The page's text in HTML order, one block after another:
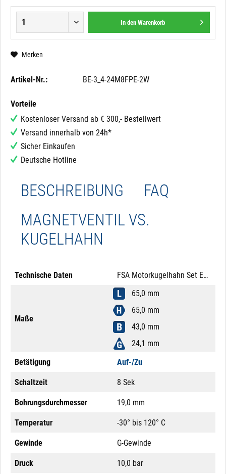
In den Warenkorb
Merken
Artikel-Nr.: BE-3_4-24M8FPE-2W
Vorteile
Kostenloser Versand ab € 300,- Bestellwert
Versand innerhalb von 24h*
Sicher Einkaufen
Deutsche Hotline
BESCHREIBUNG
FAQ
MAGNETVENTIL VS.
KUGELHAHN
Technische Daten FSA Motorkugelhahn Set Edelstahl 304 3/4" 9 - 28V AC/DC Auf-/Zu Mutter Edelstahl M12x1 8-Pol Potentialfrei
Maße
65,0 mm
65,0 mm
43,0 mm
24,1 mm
Betätigung
Auf-/Zu
Schaltzeit 8 Sek
Bohrungsdurchmesser 19,0 mm
Temperatur -30° bis 120° C
Gewinde G-Gewinde
Druck 10,0 bar